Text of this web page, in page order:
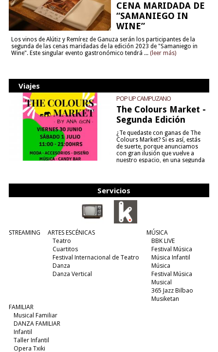
CENA MARIDADA DE
“SAMANIEGO IN
WINE”
Los vinos de Alútiz y Remírez de Ganuza serán los participantes de la
segunda de las cenas maridadas de la edición 2023 de "Samaniego in
Wine". Este singular evento gastronómico tendrá ... (leer más)
Viajes
POP UP CAMPUZANO
The Colours Market -
Segunda Edición
¿Te quedaste con ganas de The
Colours Market? Si es así, estás
de suerte, porque anunciamos
con gran ilusión que vuelve a
nuestro espacio, en una segunda
Servicios
STREAMING
ARTES ESCÉNICAS
Teatro
Cuartitos
Festival Internacional de Teatro
Danza
Danza Vertical
MÚSICA
BBK LIVE
Festival Música
Música Infantil
Música
Festival Música
Musical
365 Jazz Bilbao
Musiketan
FAMILIAR
Musical Familiar
DANZA FAMILIAR
Infantil
Taller Infantil
Opera Txiki